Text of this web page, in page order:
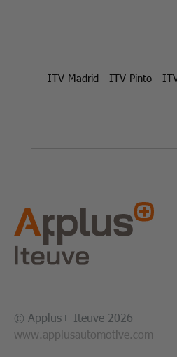
ITV Madrid- ITV Pinto-
© Applus+ Iteuve 2026
www.applusautomotive.com